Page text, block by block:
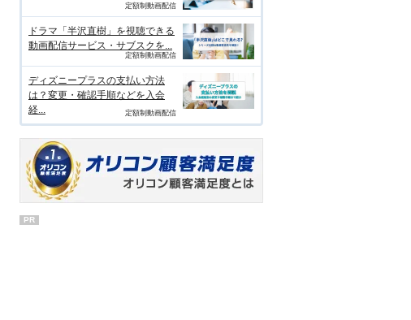
定額制動画配信
ドラマ「半沢直樹」を視聴できる
動画配信サービス・サブスクを...
定額制動画配信
ディズニープラスの支払い方法
は？変更・確認手順などを入会
経...
定額制動画配信
PR